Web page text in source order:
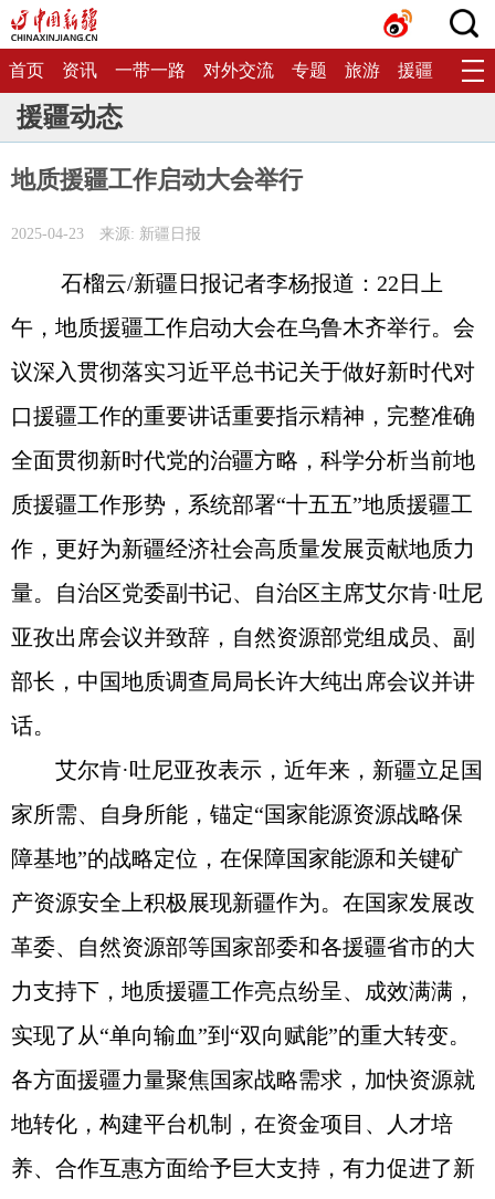
首页 资讯 一带一路 对外交流 专题 旅游 援疆 生态
援疆动态
地质援疆工作启动大会举行
2025-04-23 来源: 新疆日报
石榴云/新疆日报记者李杨报道：22日上
午，地质援疆工作启动大会在乌鲁木齐举行。会
议深入贯彻落实习近平总书记关于做好新时代对
口援疆工作的重要讲话重要指示精神，完整准确
全面贯彻新时代党的治疆方略，科学分析当前地
质援疆工作形势，系统部署“十五五”地质援疆工
作，更好为新疆经济社会高质量发展贡献地质力
量。自治区党委副书记、自治区主席艾尔肯·吐尼
亚孜出席会议并致辞，自然资源部党组成员、副
部长，中国地质调查局局长许大纯出席会议并讲
话。
艾尔肯·吐尼亚孜表示，近年来，新疆立足国
家所需、自身所能，锚定“国家能源资源战略保
障基地”的战略定位，在保障国家能源和关键矿
产资源安全上积极展现新疆作为。在国家发展改
革委、自然资源部等国家部委和各援疆省市的大
力支持下，地质援疆工作亮点纷呈、成效满满，
实现了从“单向输血”到“双向赋能”的重大转变。
各方面援疆力量聚焦国家战略需求，加快资源就
地转化，构建平台机制，在资金项目、人才培
养、合作互惠方面给予巨大支持，有力促进了新